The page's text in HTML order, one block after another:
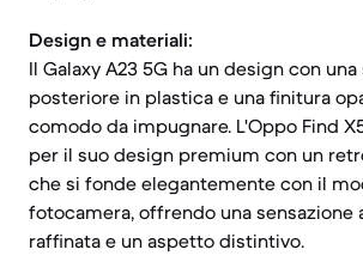
Design e materiali:
Il Galaxy A23 5G ha un design con
posteriore in plastica e una finitura
comodo da impugnare. L'Oppo Find
per il suo design premium con un
che si fonde elegantemente con il
fotocamera, offrendo una sensazione
raffinata e un aspetto distintivo.